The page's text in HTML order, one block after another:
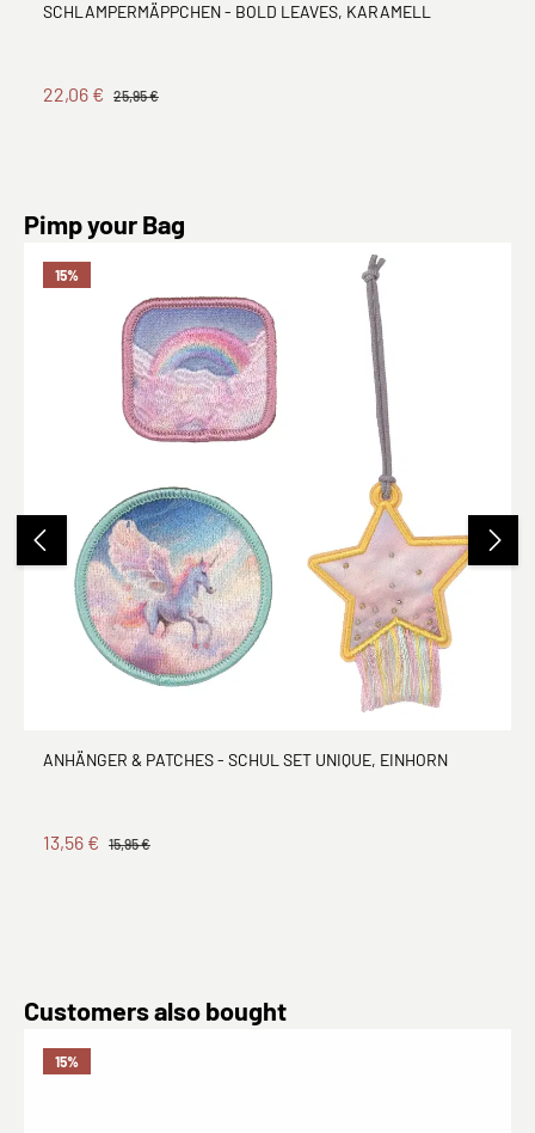
SCHLAMPERMÄPPCHEN - BOLD LEAVES, KARAMELL
22,06 € 25,95 €
Produktgalerie überspringen
Pimp your Bag
15%
ANHÄNGER & PATCHES - SCHUL SET UNIQUE, EINHORN
13,56 € 15,95 €
Produktgalerie überspringen
Customers also bought
15%